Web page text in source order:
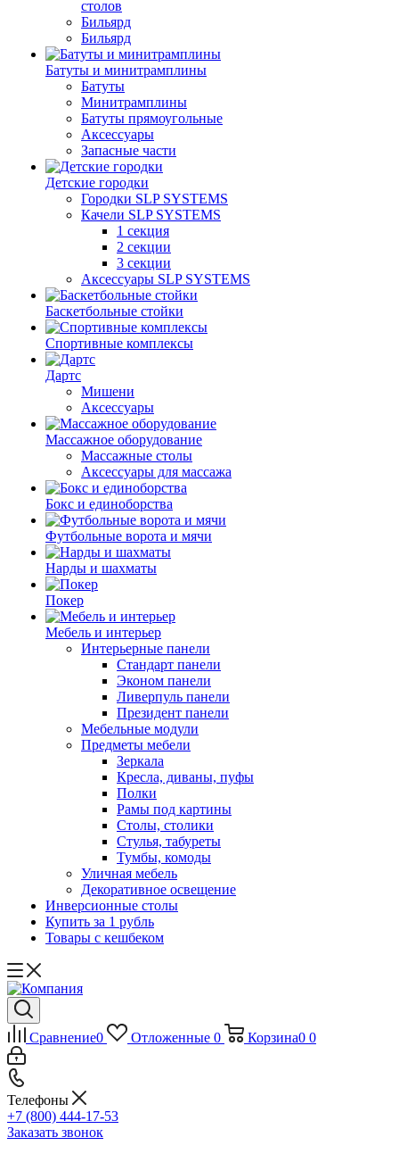
столов
Бильяpд
Бильяpд
Батуты и минитрамплины
Батуты
Минитрамплины
Батуты прямоугольные
Аксессуары
Запасные части
Детские городки
Городки SLP SYSTEMS
Качели SLP SYSTEMS
1 секция
2 секции
3 секции
Аксессуары SLP SYSTEMS
Баскетбольные стойки
Спортивные комплексы
Дартс
Мишени
Аксессуары
Массажное оборудование
Массажные столы
Аксессуары для массажа
Бокс и единоборства
Футбольные ворота и мячи
Нарды и шахматы
Покер
Мебель и интерьер
Интерьерные панели
Стандарт панели
Эконом панели
Ливерпуль панели
Президент панели
Мебельные модули
Предметы мебели
Зеркала
Кресла, диваны, пуфы
Полки
Рамы под картины
Столы, столики
Стулья, табуреты
Тумбы, комоды
Уличная мебель
Декоративное освещение
Инверсионные столы
Купить за 1 рубль
Товары с кешбеком
Сравнение0 Отложенные 0 Корзина0 0
Телефоны
+7 (800) 444-17-53
Заказать звонок